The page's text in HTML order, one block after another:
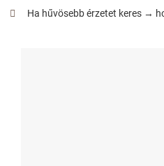
Ha hűvösebb érzetet keres →